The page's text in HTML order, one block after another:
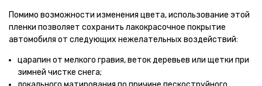
Помимо возможности изменения цвета, использование этой
пленки позволяет сохранить лакокрасочное покрытие
автомобиля от следующих нежелательных воздействий:
царапин от мелкого гравия, веток деревьев или щетки при
зимней чистке снега;